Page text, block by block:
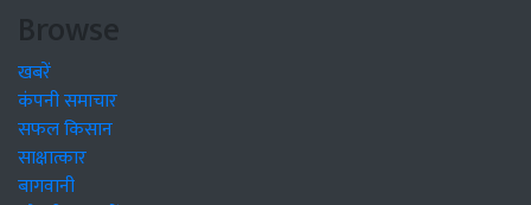
Browse
खबरें
कंपनी समाचार
सफल किसान
साक्षात्कार
बागवानी